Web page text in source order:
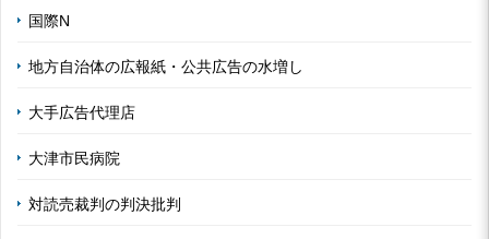
国際N
地方自治体の広報紙・公共広告の水増し
大手広告代理店
大津市民病院
対読売裁判の判決批判